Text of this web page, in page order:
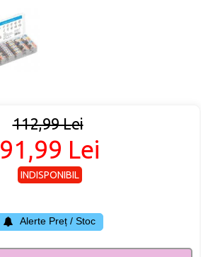
112,99 Lei
91,99 Lei
INDISPONIBIL
Alerte Preț / Stoc